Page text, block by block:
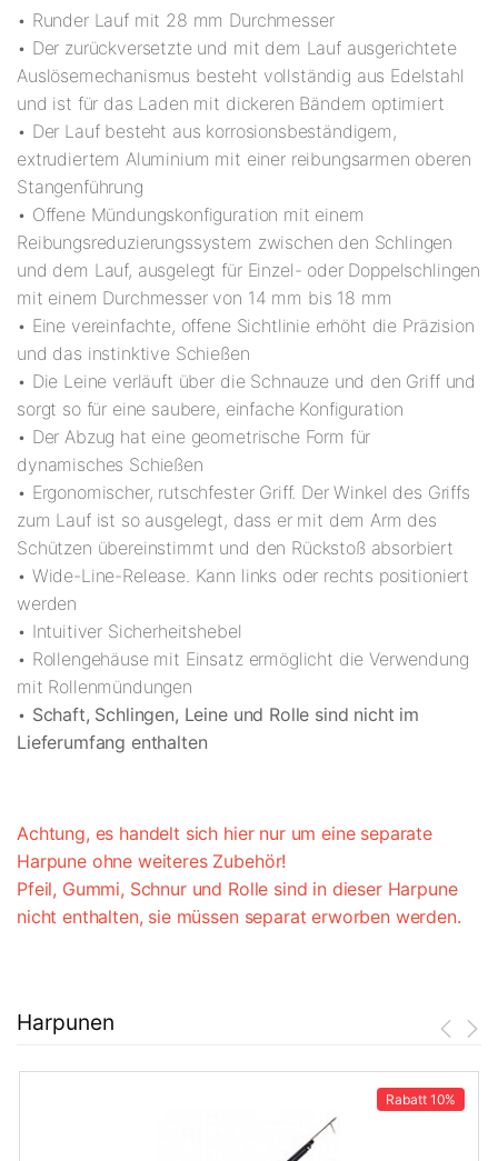
• Runder Lauf mit 28 mm Durchmesser
• Der zurückversetzte und mit dem Lauf ausgerichtete
Auslösemechanismus besteht vollständig aus Edelstahl
und ist für das Laden mit dickeren Bändern optimiert
• Der Lauf besteht aus korrosionsbeständigem,
extrudiertem Aluminium mit einer reibungsarmen oberen
Stangenführung
• Offene Mündungskonfiguration mit einem
Reibungsreduzierungssystem zwischen den Schlingen
und dem Lauf, ausgelegt für Einzel- oder Doppelschlingen
mit einem Durchmesser von 14 mm bis 18 mm
• Eine vereinfachte, offene Sichtlinie erhöht die Präzision
und das instinktive Schießen
• Die Leine verläuft über die Schnauze und den Griff und
sorgt so für eine saubere, einfache Konfiguration
• Der Abzug hat eine geometrische Form für
dynamisches Schießen
• Ergonomischer, rutschfester Griff. Der Winkel des Griffs
zum Lauf ist so ausgelegt, dass er mit dem Arm des
Schützen übereinstimmt und den Rückstoß absorbiert
• Wide-Line-Release. Kann links oder rechts positioniert
werden
• Intuitiver Sicherheitshebel
• Rollengehäuse mit Einsatz ermöglicht die Verwendung
mit Rollenmündungen
• Schaft, Schlingen, Leine und Rolle sind nicht im
Lieferumfang enthalten
Achtung, es handelt sich hier nur um eine separate
Harpune ohne weiteres Zubehör!
Pfeil, Gummi, Schnur und Rolle sind in dieser Harpune
nicht enthalten, sie müssen separat erworben werden.
Harpunen
Rabatt 10%